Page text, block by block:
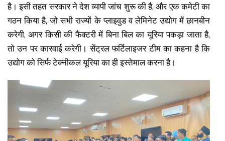
है। इसी तहत सरकार ने देश व्यापी जांच शुरू की है, और एक कमेटी का
गठन किया है, जो सभी राज्यों के प्लाइवुड व लेमिनेट उद्योग में छानबीन
करेगी, अगर किसी की फैक्टरी में बिना बिल का यूरिया पकड़ा जाता है,
तो उन पर कारवाई करेगी। सेंट्रल फर्टिलाइजर टीम का कहना है कि
उद्योग को सिर्फ टेक्नीकल यूरिया का ही इस्तेमाल करना है।